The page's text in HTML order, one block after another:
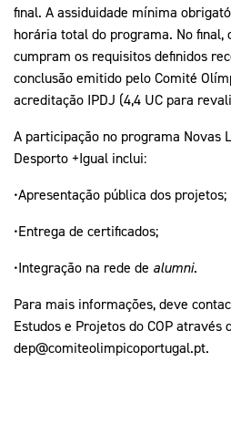
final. A assiduidade mínima
horária total do programa. No final,
cumpram os requisitos definidos
conclusão emitido pelo Comité
acreditação IPDJ (4,4 UC para
A participação no programa Novas
Desporto +Igual inclui:
•Apresentação pública dos projetos;
•Entrega de certificados;
•Integração na rede de alumni.
Para mais informações, deve
Estudos e Projetos do COP através
dep@comiteolimpicoportugal.pt.